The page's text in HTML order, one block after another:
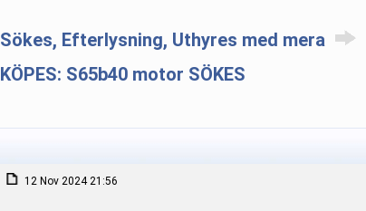
Sökes, Efterlysning, Uthyres med mera
KÖPES: S65b40 motor SÖKES
12 Nov 2024 21:56